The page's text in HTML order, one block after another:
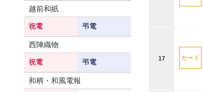
越前和紙
祝電 弔電
西陣織物
祝電 弔電
和柄・和風電報
17 カード